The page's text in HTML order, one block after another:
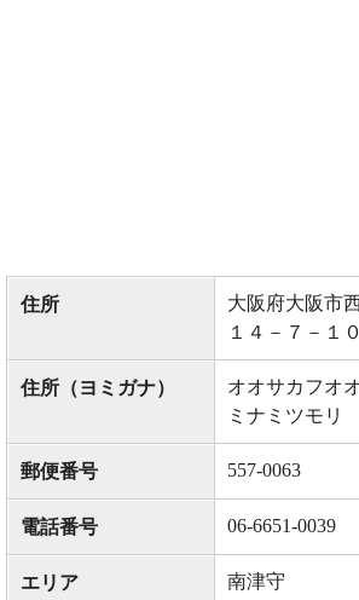
住所
大阪府大阪市
１４－７－１
住所（ヨミガナ）
オオサカフオ
ミナミツモリ
郵便番号 557-0063
電話番号 06-6651-0039
エリア 南津守